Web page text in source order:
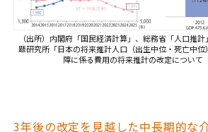
（出所）内閣府「国民経済計算」、総務省「人口推
題研究所「日本の将来推計人口（出生中位・死亡中
障に係る費用の将来推計の改定について
3年後の改定を見越した中長期的な